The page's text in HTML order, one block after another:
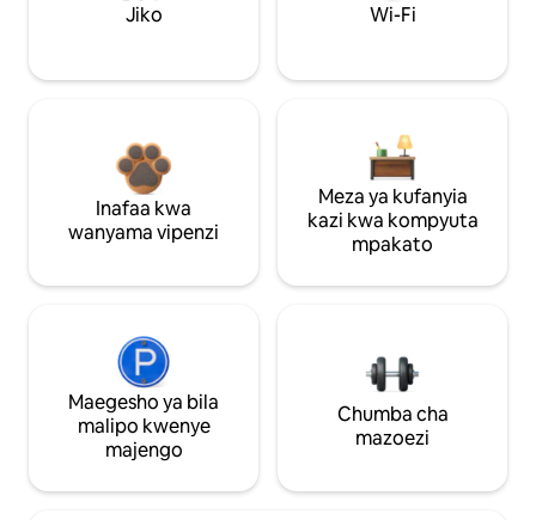
Jiko Wi-Fi
Inafaa kwa
wanyama vipenzi
Meza ya kufanyia
kazi kwa kompyuta
mpakato
Maegesho ya bila
malipo kwenye
majengo
Chumba cha
mazoezi